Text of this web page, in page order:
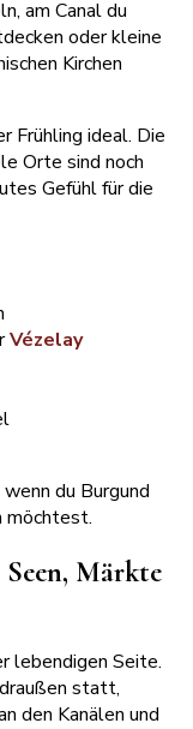
am Canal du
oder kleine
Kirchen
Frühling ideal. Die
Orte sind noch
Gefühl für die
Vézelay
du Burgund
möchtest.
Märkte
lebendigen Seite.
statt,
den Kanälen und